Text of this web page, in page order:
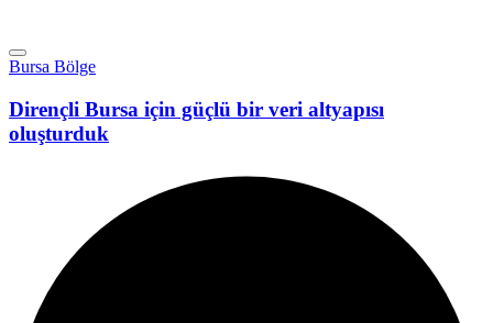
Bursa Bölge
Dirençli Bursa için güçlü bir veri altyapısı
oluşturduk